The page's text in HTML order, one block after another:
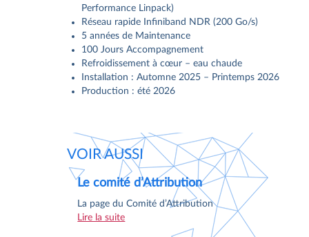
Performance Linpack)
Réseau rapide Infiniband NDR (200 Go/s)
5 années de Maintenance
100 Jours Accompagnement
Refroidissement à cœur – eau chaude
Installation : Automne 2025 – Printemps 2026
Production : été 2026
VOIR AUSSI
Le comité d’Attribution
La page du Comité d’Attribution
Lire la suite